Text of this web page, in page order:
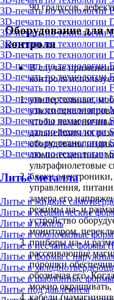
3D-печать по технологии
3D-печать по технологии
3D-печать по технологии
3D-печать по технологии
3D-печать по технологии
3D-печать по технологии
3D-печать по технологии
3D-печать по технологии
3D-печать по технологии
3D-печать по технологии
3D-печать по технологии
3D-печать по технологии
3D-печать по технологии
3D-печать по технологии
Литьё металла
Литье в жидкие
Литье в керамические
Литье в кокиль
Литье в оболочковые
Литье в песчаные формы
Литье в формы с
Литье в
Литье в шаблонные формы
Литье под давлением
90 градусов,
Оборудование для
контроля
В случае
контроля
универсальные,
чтобы
дальнейшим их
оборудованы
люминесцентные
ультрафиолетовые
блоки
управления,
замера его
режимы на- и
устройство
монитором,
приборы на- и
рассеивающие
порошки
обозначая его.
можно окрашивать,
кабели